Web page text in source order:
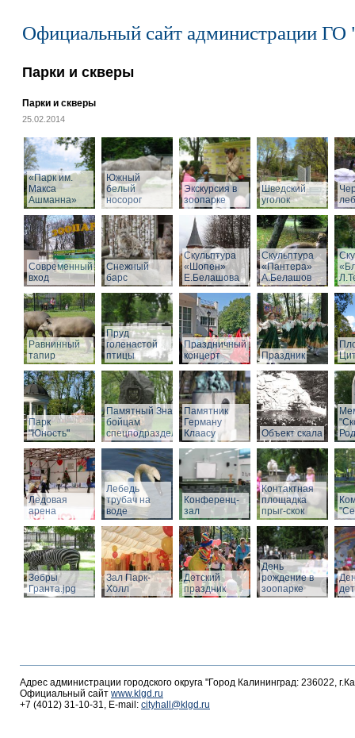
Официальный сайт администрации ГО
Парки и скверы
Парки и скверы
25.02.2014
«Парк им.
Макса
Ашманна»
Южный
белый
носорог
Экскурсия в
зоопарке
Шведский
уголок
Современный
вход
Снежный
барс
Скульптура
«Шопен»
Е.Белашова
Скульптура
«Пантера»
А.Белашов
Равнинный
тапир
Пруд
голенастой
птицы
Праздничный
концерт
Праздник
Парк
"Юность"
Памятный Знак
бойцам
спецподразделений
Памятник
Герману
Клаасу
Объект скала
Ледовая
арена
Лебедь
трубач на
воде
Конференц-
зал
Контактная
площадка
прыг-скок
Зебры
Гранта.jpg
Зал Парк-
Холл
Детский
праздник
День
рождение в
зоопарке
Адрес администрации городского округа "Город Калининград: 236022,
Официальный сайт www.klgd.ru
+7 (4012) 31-10-31, E-mail: cityhall@klgd.ru